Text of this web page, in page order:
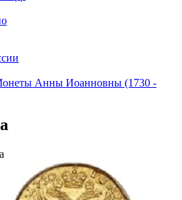
Анны Иоанновны (1730 -